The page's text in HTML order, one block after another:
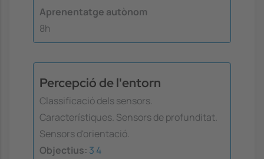
Aprenentatge autònom
8h
Percepció de l'entorn
Classificació dels sensors.
Característiques. Sensors de profunditat.
Sensors d'orientació.
Objectius: 3 4